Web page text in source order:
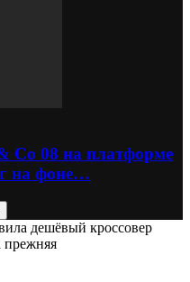
Co 08 на платформе
на фоне…
дешёвый кроссовер
прежняя